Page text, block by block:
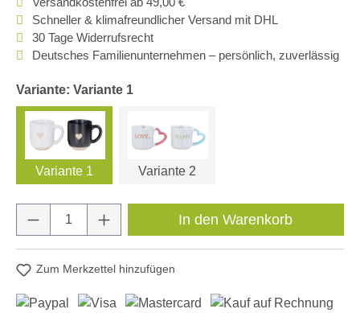
Schneller & klimafreundlicher Versand mit DHL
30 Tage Widerrufsrecht
Deutsches Familienunternehmen – persönlich, zuverlässig
Variante: Variante 1
Variante 1 Variante 2
Produkt Anzahl: Gib den gewünschten
In den Warenkorb
Zum Merkzettel hinzufügen